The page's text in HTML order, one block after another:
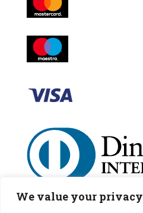
We value your privacy